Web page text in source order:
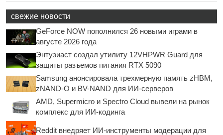
свежие новости
GeForce NOW пополнился 26 новыми играми в
августе 2026 года
Энтузиаст создал утилиту 12VHPWR Guard для
защиты разъемов питания RTX 5090
Samsung анонсировала трехмерную память zHBM,
zNAND-O и BV-NAND для ИИ-серверов
AMD, Supermicro и Spectro Cloud вывели на рынок
комплекс для ИИ-кодинга
Reddit внедряет ИИ-инструменты модерации для